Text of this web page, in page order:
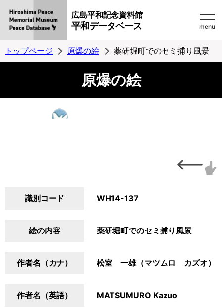
広島平和記念資料館
平和データベース menu
トップページ 原爆の絵 薬研堀町でのセミ捕り風景
原爆の絵
識別コード WH14-137
絵の内容 薬研堀町でのセミ捕り風景
作者名（カナ） 松室 一雄（マツムロ カズオ）
作者名（英語） MATSUMURO Kazuo